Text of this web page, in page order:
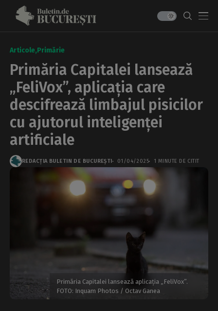
Articole Primărie
Primăria Capitalei lansează
„FeliVox”, aplicația care
descifrează limbajul pisicilor
cu ajutorul inteligenței
artificiale
REDACȚIA BULETIN DE BUCUREȘTI 01/04/2025 1 MINUTE DE CITIT
Primăria Capitalei lansează aplicația „FeliVox”.
FOTO: Inquam Photos / Octav Ganea